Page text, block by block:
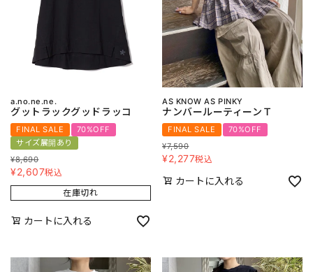
a.no.ne.ne.
グットラックグッドラッコ
FINAL SALE
70%OFF
サイズ展開あり
¥8,690
¥2,607税込
在庫切れ
カートに入れる
AS KNOW AS PINKY
ナンバールーティーンＴ
FINAL SALE
70%OFF
¥7,590
¥2,277税込
カートに入れる